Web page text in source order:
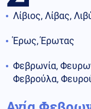
Λίβιος, Λίβας,
Έρως, Έρωτας
Φεβρωνία,
Φεβρούλα,